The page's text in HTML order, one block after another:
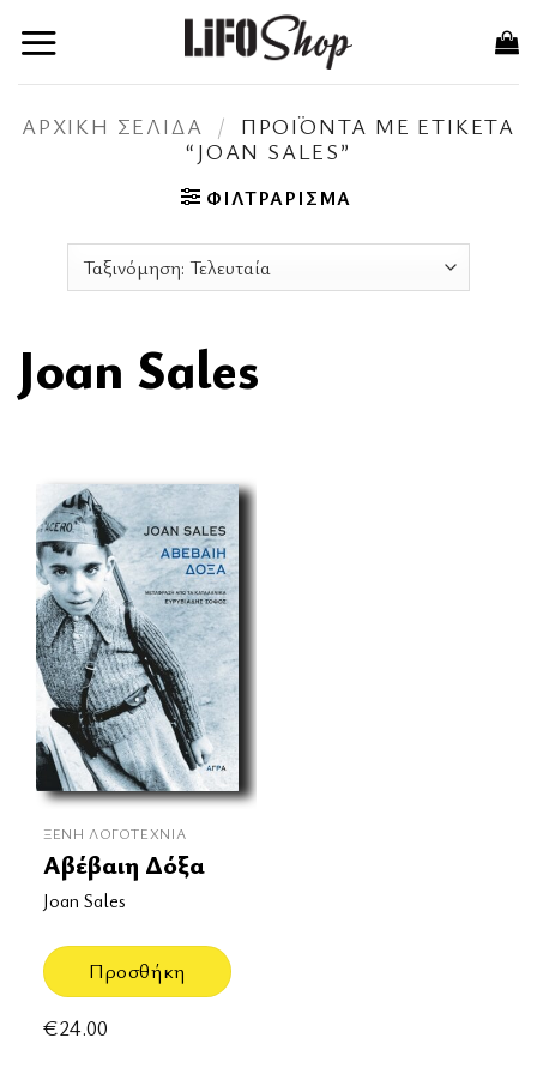
στο
ΑΡΧΙΚΉ ΣΕΛΊΔΑ /
ΠΡΟΪΌΝΤΑ ΜΕ ΕΤΙΚΈΤΑ
“JOAN SALES”
ΦΙΛΤΡΆΡΙΣΜΑ
Joan Sales
ΞΈΝΗ ΛΟΓΟΤΕΧΝΊΑ
Αβέβαιη Δόξα
Joan Sales
Προσθήκη
€24.00